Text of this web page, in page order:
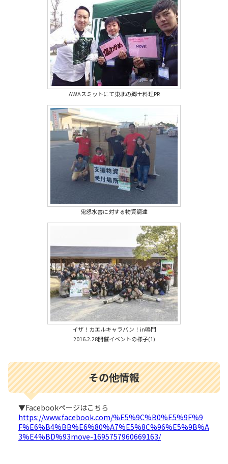
AWAスミットにて東北の郷土料理PR
鬼怒水害に対する物資調達
イザ！カエルキャラバン！in鳴門
2016.2.28開催イベントの様子(1)
その他情報
▼Facebookページはこちら
https://www.facebook.com/%E5%9C%B0%E5%9F%9
F%E6%B4%BB%E6%80%A7%E5%8C%96%E5%9B%A
3%E4%BD%93move-1695757960669163/